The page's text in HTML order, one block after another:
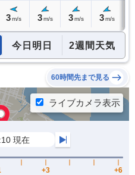
3m/s 3 m/s 3 m/s 3 m/s
今日明日 2週間天気
60時間先まで見る